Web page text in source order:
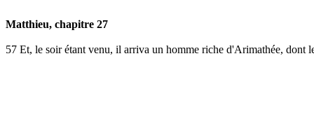
Matthieu, chapitre 27
57 Et, le soir étant venu, il arriva un homme riche d'Arimathée, dont